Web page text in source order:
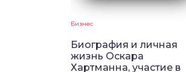
Бизнес
Биография и личная
жизнь Оскара
Хартманна, участие в